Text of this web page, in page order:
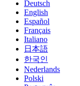
Deutsch
English
Español
Français
Italiano
日本語
한국인
Nederlands
Polski